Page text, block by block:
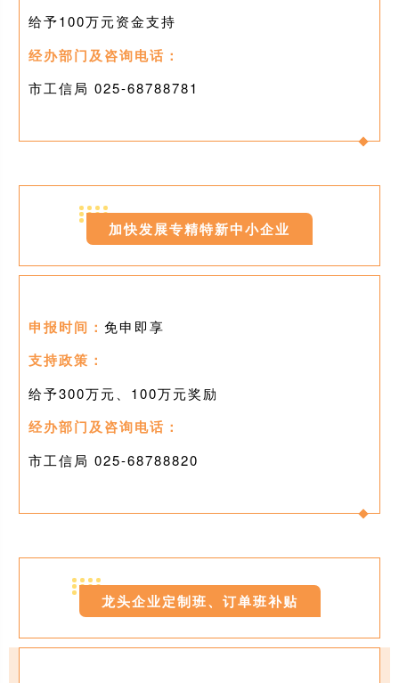
给予100万元资金支持
经办部门及咨询电话：
市工信局 025-68788781
加快发展专精特新中小企业
申报时间： 免申即享
支持政策：
给予300万元、100万元奖励
经办部门及咨询电话：
市工信局 025-68788820
龙头企业定制班、订单班补贴